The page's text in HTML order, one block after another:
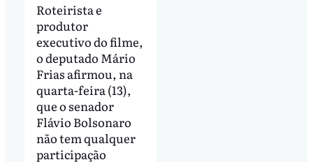
Roteirista e
produtor
executivo do filme,
o deputado Mário
Frias afirmou, na
quarta-feira (13),
que o senador
Flávio Bolsonaro
não tem qualquer
participação